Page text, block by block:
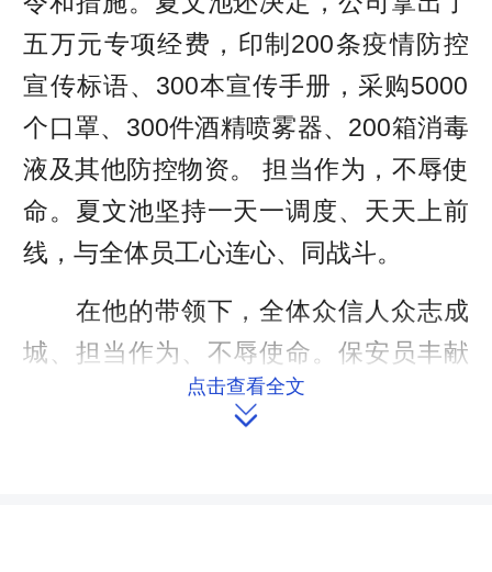
五万元专项经费，印制200条疫情防控
宣传标语、300本宣传手册，采购5000
个口罩、300件酒精喷雾器、200箱消毒
液及其他防控物资。 担当作为，不辱使
命。夏文池坚持一天一调度、天天上前
线，与全体员工心连心、同战斗。
在他的带领下，全体众信人众志成
城、担当作为、不辱使命。保安员丰献
林、鲁立波不顾个人安危，主动帮助武
汉返桃住院孕妇收拾生活用品；雷友
点击查看全文
